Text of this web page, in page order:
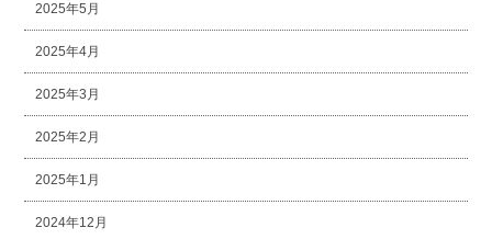
2025年5月
2025年4月
2025年3月
2025年2月
2025年1月
2024年12月